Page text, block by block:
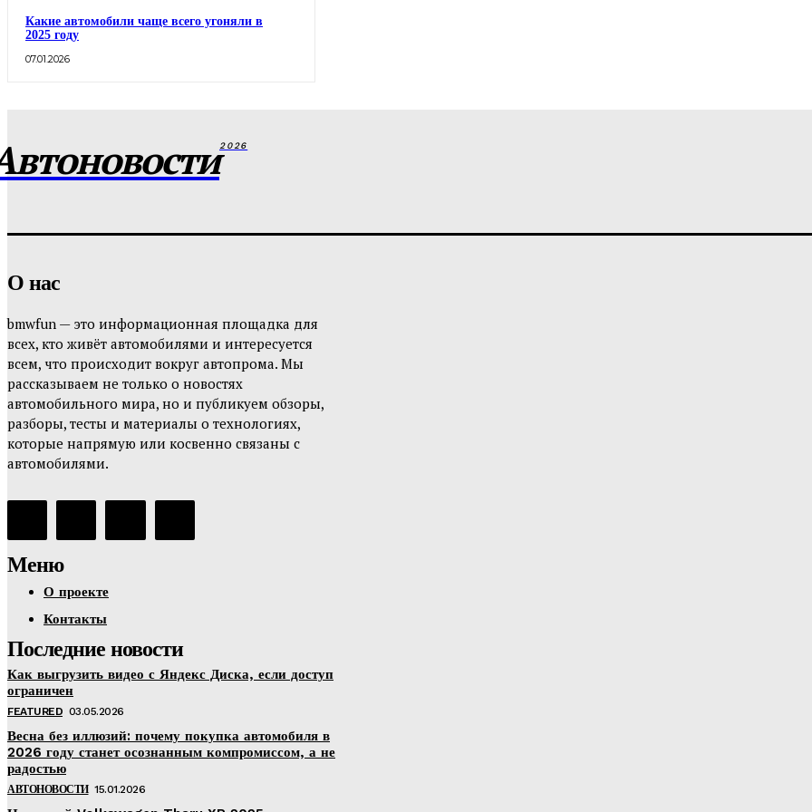
Какие автомобили чаще всего угоняли в
2025 году
07.01.2026
2026
О нас
bmwfun — это информационная площадка для
всех, кто живёт автомобилями и интересуется
всем, что происходит вокруг автопрома. Мы
рассказываем не только о новостях
автомобильного мира, но и публикуем обзоры,
разборы, тесты и материалы о технологиях,
которые напрямую или косвенно связаны с
автомобилями.
Меню
О проекте
Контакты
Последние новости
Как выгрузить видео с Яндекс Диска, если доступ
ограничен
FEATURED 03.05.2026
Весна без иллюзий: почему покупка автомобиля в
2026 году станет осознанным компромиссом, а не
радостью
АВТОНОВОСТИ 15.01.2026